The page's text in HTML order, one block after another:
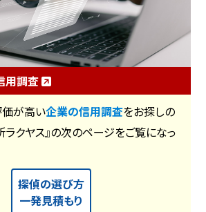
用調査
が高い企業の信用調査をお探しの
ラクヤス』の次のページをご覧になっ
探偵の選び方
一発見積もり